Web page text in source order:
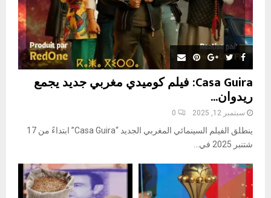
Casa Guira: فيلم كوميدي مغربي جديد يجمع
ريدوان...
سبتمبر 12, 2025 0
ينطلق الفيلم السينمائي المغربي الجديد “Casa Guira” ابتداءً من 17
شتنبر 2025 في...